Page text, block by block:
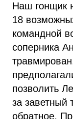
Наш гонщик
18
командной
соперника
позволить
за заветный
обратное.